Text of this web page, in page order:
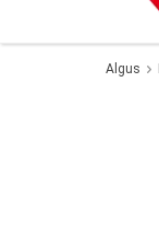
Algus